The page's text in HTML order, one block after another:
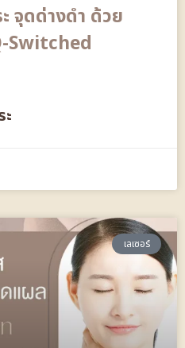
จุดด่างดำ ด้วย
Switched
เลเซอร์